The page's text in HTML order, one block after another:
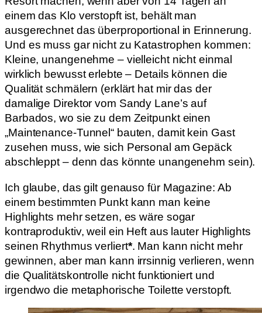
einem das Klo verstopft ist, behält man
ausgerechnet das überproportional in Erinnerung.
Und es muss gar nicht zu Katastrophen kommen:
Kleine, unangenehme – vielleicht nicht einmal
wirklich bewusst erlebte – Details können die
Qualität schmälern (erklärt hat mir das der
damalige Direktor vom Sandy Lane’s auf
Barbados, wo sie zu dem Zeitpunkt einen
„Maintenance-Tunnel“ bauten, damit kein Gast
zusehen muss, wie sich Personal am Gepäck
abschleppt – denn das könnte unangenehm sein).
Ich glaube, das gilt genauso für Magazine: Ab
einem bestimmten Punkt kann man keine
Highlights mehr setzen, es wäre sogar
kontraproduktiv, weil ein Heft aus lauter Highlights
seinen Rhythmus verliert*. Man kann nicht mehr
gewinnen, aber man kann irrsinnig verlieren, wenn
die Qualitätskontrolle nicht funktioniert und
irgendwo die metaphorische Toilette verstopft.